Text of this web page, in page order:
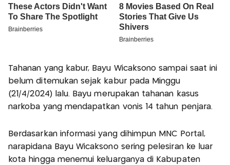
Tahanan yang kabur, Bayu Wicaksono sampai saat ini
belum ditemukan sejak kabur pada Minggu
(21/4/2024) lalu. Bayu merupakan tahanan kasus
narkoba yang mendapatkan vonis 14 tahun penjara.
Berdasarkan informasi yang dihimpun MNC Portal,
narapidana Bayu Wicaksono sering pelesiran ke luar
kota hingga menemui keluarganya di Kabupaten